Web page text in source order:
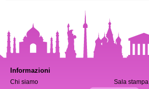
Informazioni
Chi siamo
Sala stampa